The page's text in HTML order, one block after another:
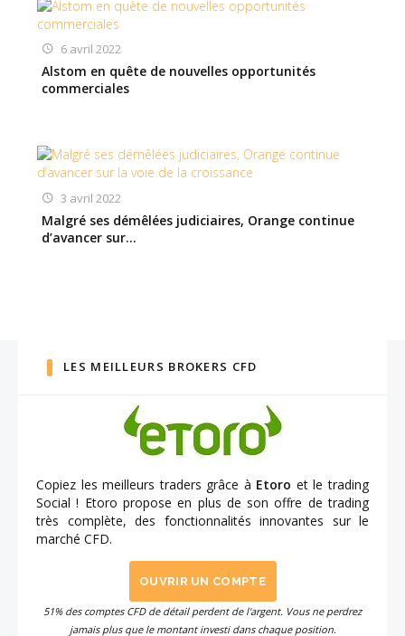
6 avril 2022
Alstom en quête de nouvelles opportunités
commerciales
3 avril 2022
Malgré ses démêlées judiciaires, Orange continue
d’avancer sur…
LES MEILLEURS BROKERS CFD
Copiez les meilleurs traders grâce à Etoro et le trading
Social ! Etoro propose en plus de son offre de trading
très complète, des fonctionnalités innovantes sur le
marché CFD.
OUVRIR UN COMPTE
51% des comptes CFD de détail perdent de l'argent. Vous ne perdrez
jamais plus que le montant investi dans chaque position.